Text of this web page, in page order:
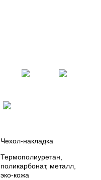
Чехол-накладка
Термополиуретан,
поликарбонат, металл,
эко-кожа